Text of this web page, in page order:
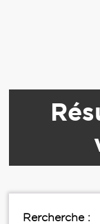
Rercherche :